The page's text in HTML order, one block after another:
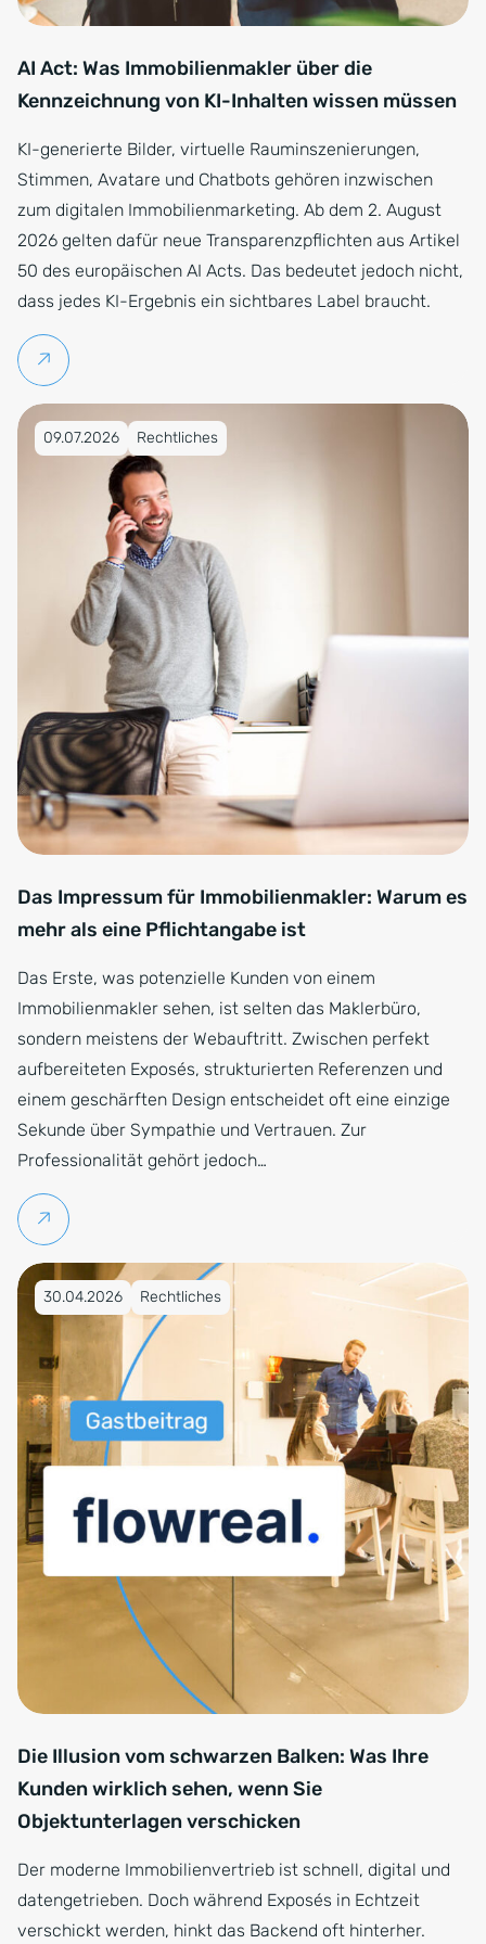
AI Act: Was Immobilienmakler über die
Kennzeichnung von KI-Inhalten wissen müssen
KI-generierte Bilder, virtuelle Rauminszenierungen,
Stimmen, Avatare und Chatbots gehören inzwischen
zum digitalen Immobilienmarketing. Ab dem 2. August
2026 gelten dafür neue Transparenzpflichten aus Artikel
50 des europäischen AI Acts. Das bedeutet jedoch nicht,
dass jedes KI-Ergebnis ein sichtbares Label braucht.
Weiterlesen
Veröffentlicht am 09.07.2026
09.07.2026 Rechtliches
Das Impressum für Immobilienmakler: Warum es
mehr als eine Pflichtangabe ist
Das Erste, was potenzielle Kunden von einem
Immobilienmakler sehen, ist selten das Maklerbüro,
sondern meistens der Webauftritt. Zwischen perfekt
aufbereiteten Exposés, strukturierten Referenzen und
einem geschärften Design entscheidet oft eine einzige
Sekunde über Sympathie und Vertrauen. Zur
Professionalität gehört jedoch…
Weiterlesen
Veröffentlicht am 30.04.2026
30.04.2026 Rechtliches
Die Illusion vom schwarzen Balken: Was Ihre
Kunden wirklich sehen, wenn Sie
Objektunterlagen verschicken
Der moderne Immobilienvertrieb ist schnell, digital und
datengetrieben. Doch während Exposés in Echtzeit
verschickt werden, hinkt das Backend oft hinterher.